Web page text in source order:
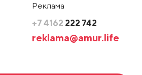
Реклама
+7 4162 222 742
reklama@amur.life